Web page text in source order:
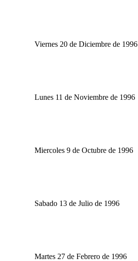
Viernes 20 de Diciembre de 1996
Lunes 11 de Noviembre de 1996
Miercoles 9 de Octubre de 1996
Sabado 13 de Julio de 1996
Martes 27 de Febrero de 1996